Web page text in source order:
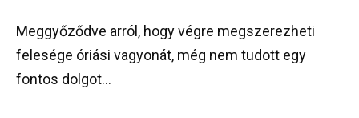
Meggyőződve arról, hogy végre megszerezheti
felesége óriási vagyonát, még nem tudott egy
fontos dolgot…